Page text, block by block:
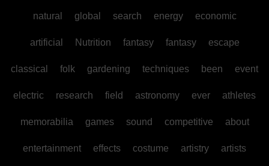
natural global search energy economic
artificial Nutrition fantasy fantasy escape
classical folk gardening techniques been event
electric research field astronomy ever athletes
memorabilia games sound competitive about
entertainment effects costume artistry artists